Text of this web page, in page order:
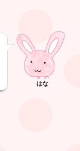
はな